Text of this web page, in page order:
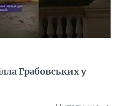
Грабовських у